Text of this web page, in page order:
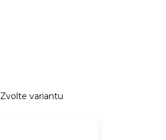
Zvolte variantu